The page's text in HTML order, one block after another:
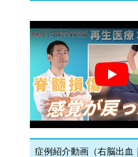
Play
症例紹介動画（右脳出血